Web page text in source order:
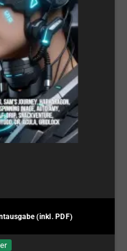
(inkl. PDF)